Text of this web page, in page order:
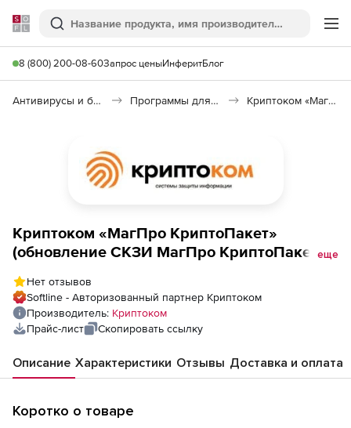
Softline
Поиск
8 (800) 200-08-60Запрос ценыИнферитБлог
Антивирусы и безопасность Программы для защиты информации Криптоком «МагПро КриптоПакет»
Криптоком «МагПро КриптоПакет»
(обновление СКЗИ МагПро КриптоПакет
клиентская лицензия на СКЗИ МагПро
КриптоПакет в.4.0 исполнение OpenVPN-
ГОСТ на неограниченный срок
еще
Нет отзывов
Softline - Авторизованный партнер Криптоком
Производитель: Криптоком
Прайс-лист
Скопировать ссылку
Описание Характеристики Отзывы Доставка и оплата
Коротко о товаре